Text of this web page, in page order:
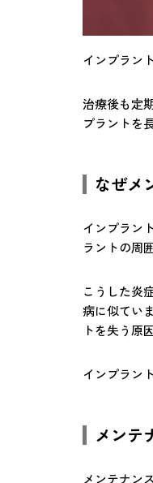
インプラン
治療後も定
プラントを
なぜメ
インプラン
ラントの周
こうした炎
病に似てい
トを失う原
インプラン
メンテ
メンテナン